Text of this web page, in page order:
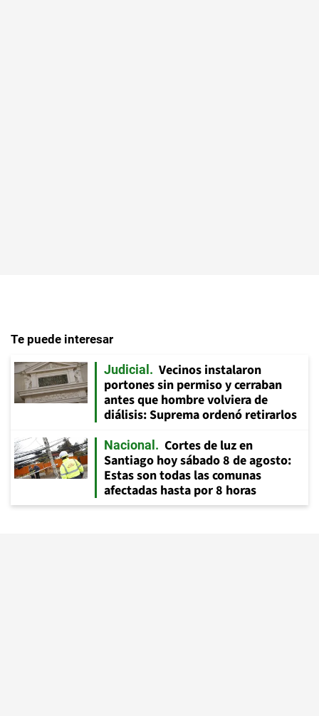
Te puede interesar
Judicial
Vecinos instalaron
portones sin permiso y cerraban
antes que hombre volviera de
diálisis: Suprema ordenó retirarlos
Nacional
Cortes de luz en
Santiago hoy sábado 8 de agosto:
Estas son todas las comunas
afectadas hasta por 8 horas